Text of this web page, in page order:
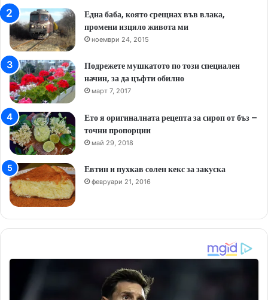
Една баба, която срещнах във влака,
промени изцяло живота ми
ноември 24, 2015
Подрежете мушкатото по този специален
начин, за да цъфти обилно
март 7, 2017
Ето я оригиналната рецепта за сироп от бъз –
точни пропорции
май 29, 2018
Евтин и пухкав солен кекс за закуска
февруари 21, 2016